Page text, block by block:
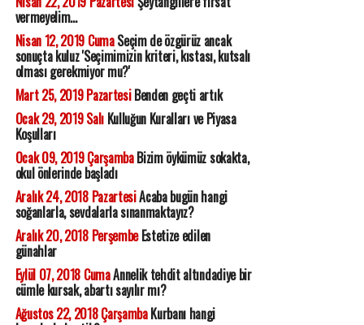
vermeyelim...
Nisan 12, 2019 CumaSeçim de özgürüz ancak
sonuçta kuluz 'Seçimimizin kriteri, kıstası, kutsalı
olması gerekmiyor mu?'
Mart 25, 2019 PazartesiBenden geçti artık
Ocak 29, 2019 SalıKulluğun Kuralları ve Piyasa
Koşulları
Ocak 09, 2019 ÇarşambaBizim öykümüz sokakta,
okul önlerinde başladı
Aralık 24, 2018 PazartesiAcaba bugün hangi
soğanlarla, sevdalarla sınanmaktayız?
Aralık 20, 2018 PerşembeEstetize edilen
günahlar
Eylül 07, 2018 CumaAnnelik tehdit altındadiye bir
cümle kursak, abartı sayılır mı?
Ağustos 22, 2018 ÇarşambaKurbanı hangi